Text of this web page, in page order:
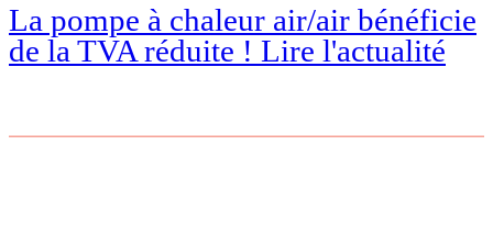
La pompe à chaleur air/air bénéficie
de la TVA réduite ! Lire l'actualité